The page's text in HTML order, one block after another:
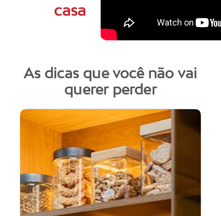
casa
As dicas que você não vai
querer perder